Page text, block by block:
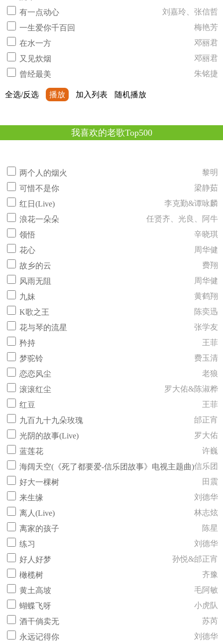
有一点动心
刘嘉玲、张信哲
一生爱你千百回
梅艳芳
在水一方
邓丽君
又见炊烟
邓丽君
曾经最美
朱铭捷
全选/反选 播放 加入列表 随机播放
我喜欢的老歌Top500
两个人的烟火
黎明
可惜不是你
梁静茹
红日(Live)
李克勤&谭咏麟
浪花一朵朵
任贤齐、光良、阿牛
领悟
辛晓琪
花心
周华健
故乡的云
费翔
风雨无阻
周华健
九妹
黄鹤翔
K歌之王
陈奕迅
花与琴的流星
张学友
矜持
王菲
梦驼铃
费玉清
恋恋风尘
老狼
滚滚红尘
罗大佑&陈淑桦
红豆
王菲
九百九十九朵玫瑰
邰正宵
光阴的故事(Live)
罗大佑
蓝莲花
许巍
海阔天空(《死了都要爱-信乐团故事》电视主题曲)信乐团
好大一棵树
田震
来生缘
刘德华
离人(Live)
林志炫
离家的孩子
陈星
练习
刘德华
好人好梦
孙悦&邰正宵
橄榄树
齐豫
黄土高坡
毛阿敏
蝴蝶飞呀
小虎队
酒干倘卖无
苏芮
永远记得你
刘德华